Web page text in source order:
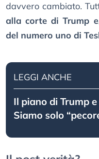
davvero cambiato.
alla corte di Trump
del numero uno di
LEGGI ANCHE
Il piano di Trump
Siamo solo